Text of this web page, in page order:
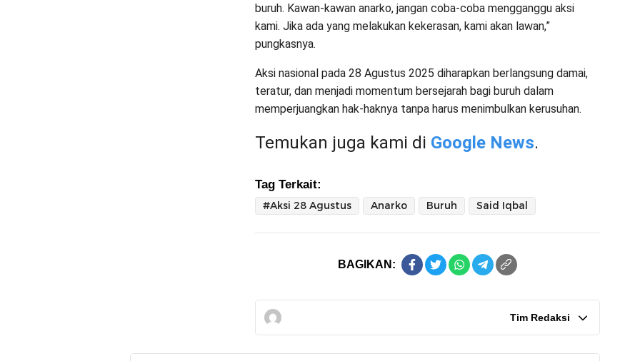
buruh. Kawan-kawan anarko, jangan coba-coba mengganggu aksi
kami. Jika ada yang melakukan kekerasan, kami akan lawan,”
pungkasnya.
Aksi nasional pada 28 Agustus 2025 diharapkan berlangsung damai,
teratur, dan menjadi momentum bersejarah bagi buruh dalam
memperjuangkan hak-haknya tanpa harus menimbulkan kerusuhan.
Temukan juga kami di Google News.
Tag Terkait:
#Aksi 28 Agustus Anarko Buruh Said Iqbal
BAGIKAN:
Tim Redaksi